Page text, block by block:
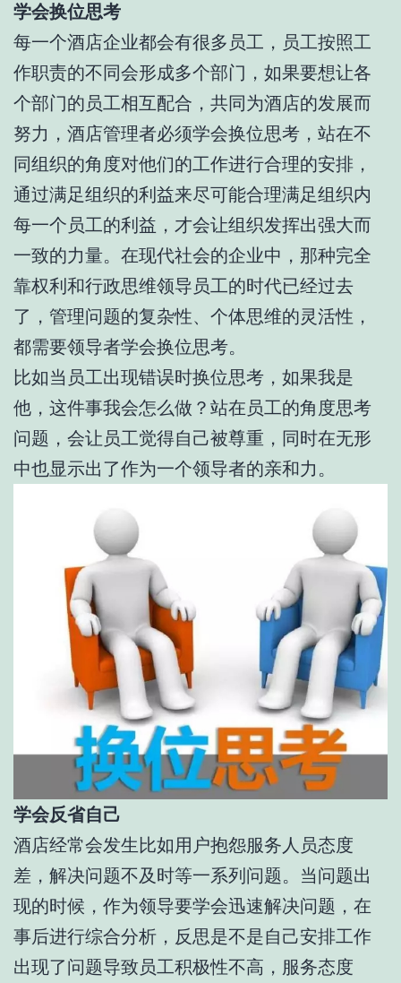
学会换位思考
每一个酒店企业都会有很多员工，员工按照工
作职责的不同会形成多个部门，如果要想让各
个部门的员工相互配合，共同为酒店的发展而
努力，酒店管理者必须学会换位思考，站在不
同组织的角度对他们的工作进行合理的安排，
通过满足组织的利益来尽可能合理满足组织内
每一个员工的利益，才会让组织发挥出强大而
一致的力量。在现代社会的企业中，那种完全
靠权利和行政思维领导员工的时代已经过去
了，管理问题的复杂性、个体思维的灵活性，
都需要领导者学会换位思考。
比如当员工出现错误时换位思考，如果我是
他，这件事我会怎么做？站在员工的角度思考
问题，会让员工觉得自己被尊重，同时在无形
中也显示出了作为一个领导者的亲和力。
学会反省自己
酒店经常会发生比如用户抱怨服务人员态度
差，解决问题不及时等一系列问题。当问题出
现的时候，作为领导要学会迅速解决问题，在
事后进行综合分析，反思是不是自己安排工作
出现了问题导致员工积极性不高，服务态度